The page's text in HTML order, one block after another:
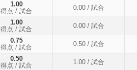
1.00
得点 / 試合 0.00/ 試合
1.00
得点 / 試合 0.00/ 試合
0.75
得点 / 試合 0.50/ 試合
0.50
得点 / 試合 1.00/ 試合